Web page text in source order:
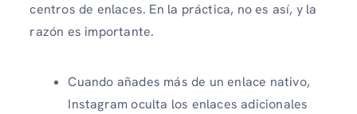
centros de enlaces. En la práctica, no es así, y la
razón es importante.
Cuando añades más de un enlace nativo,
Instagram oculta los enlaces adicionales